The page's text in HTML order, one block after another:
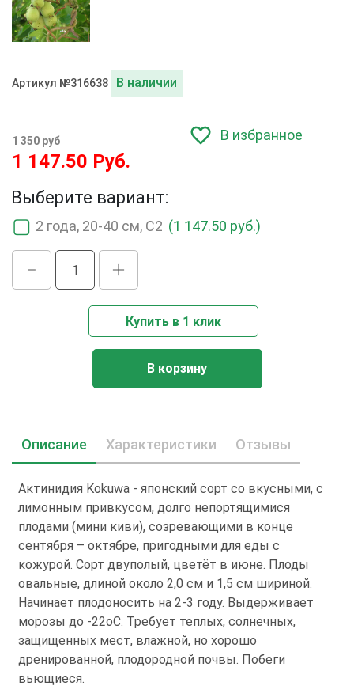
Артикул №316638 В наличии
1 350 руб
1 147.50 Руб.
В избранное
Выберите вариант:
2 года, 20-40 см, С2 (1 147.50 руб.)
Купить в 1 клик
В корзину
Описание Характеристики Отзывы
Актинидия Kokuwa - японский сорт со вкусными, с
лимонным привкусом, долго непортящимися
плодами (мини киви), созревающими в конце
сентября – октябре, пригодными для еды с
кожурой. Сорт двуполый, цветёт в июне. Плоды
овальные, длиной около 2,0 см и 1,5 см шириной.
Начинает плодоносить на 2-3 году. Выдерживает
морозы до -22oC. Требует теплых, солнечных,
защищенных мест, влажной, но хорошо
дренированной, плодородной почвы. Побеги
вьющиеся.